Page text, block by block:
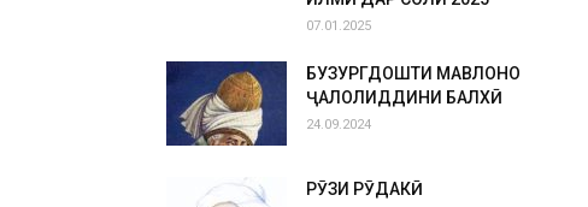
07.01.2025
БУЗУРГДОШТИ МАВЛОНО
ҶАЛОЛИДДИНИ БАЛХӢ
24.09.2024
РӮЗИ РӮДАКӢ